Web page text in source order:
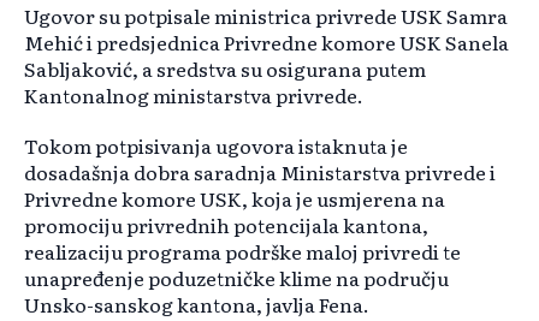
Ugovor su potpisale ministrica privrede USK Samra
Mehić i predsjednica Privredne komore USK Sanela
Sabljaković, a sredstva su osigurana putem
Kantonalnog ministarstva privrede.
Tokom potpisivanja ugovora istaknuta je
dosadašnja dobra saradnja Ministarstva privrede i
Privredne komore USK, koja je usmjerena na
promociju privrednih potencijala kantona,
realizaciju programa podrške maloj privredi te
unapređenje poduzetničke klime na području
Unsko-sanskog kantona, javlja Fena.